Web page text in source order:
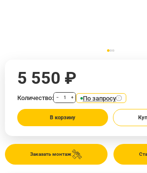
Заказать монтаж
5 550 ₽
Количество: − + По запросу
В корзину